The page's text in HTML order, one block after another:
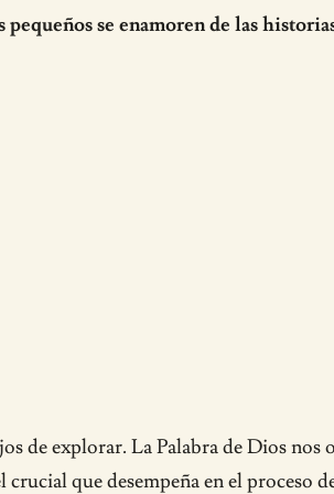
se enamoren de las
de explorar. La Palabra de Dios nos
que desempeña en el proceso